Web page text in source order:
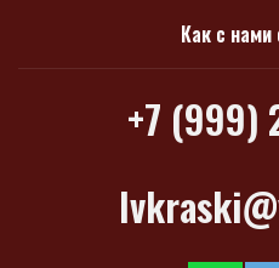
Как с нами
+7 (999)